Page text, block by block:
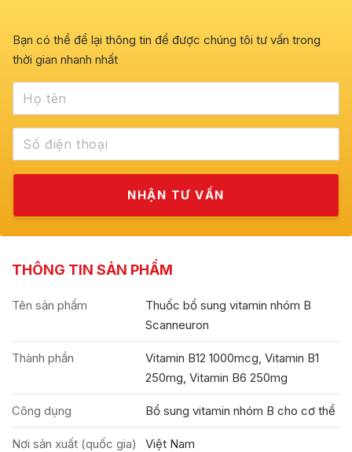
Bạn có thể để lại thông tin để được chúng tôi tư vấn trong
thời gian nhanh nhất
THÔNG TIN SẢN PHẨM
Tên sản phẩm
Thuốc bổ sung vitamin nhóm B
Scanneuron
Thành phần
Vitamin B12 1000mcg, Vitamin B1
250mg, Vitamin B6 250mg
Công dụng Bổ sung vitamin nhóm B cho cơ thể
Nơi sản xuất (quốc gia) Việt Nam